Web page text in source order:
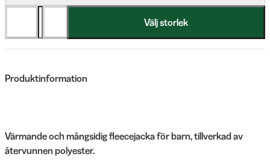
Välj storlek
Produktinformation
Värmande och mångsidig fleecejacka för barn, tillverkad av
återvunnen polyester.